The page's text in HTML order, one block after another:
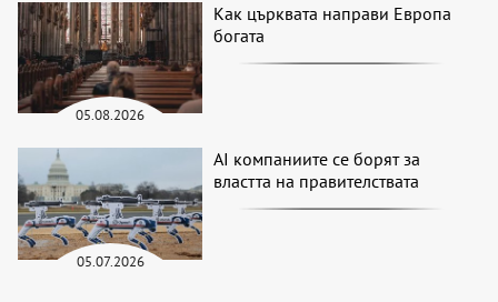
05.08.2026
Как църквата направи Европа
богата
05.07.2026
AI компаниите се борят за
властта на правителствата